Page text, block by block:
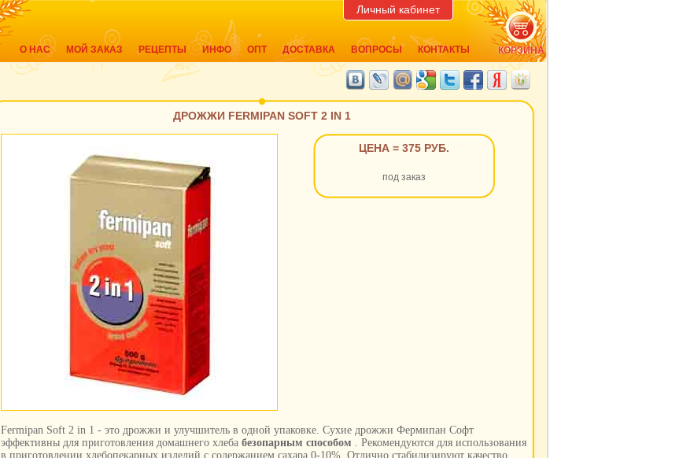
Личный кабинет
О НАС МОЙ ЗАКАЗ РЕЦЕПТЫ ИНФО ОПТ ДОСТАВКА ВОПРОСЫ КОНТАКТЫ КОРЗИНА
ДРОЖЖИ FERMIPAN SOFT 2 IN 1
ЦЕНА = 375 РУБ.
под заказ
Fermipan Soft 2 in 1 - это дрожжи и улучшитель в одной упаковке. Сухие дрожжи Фермипан Софт
эффективны для приготовления домашнего хлеба безопарным способом . Рекомендуются для использования
в приготовлении хлебопекарных изделий с содержанием сахара 0-10%. Отлично стабилизируют качество